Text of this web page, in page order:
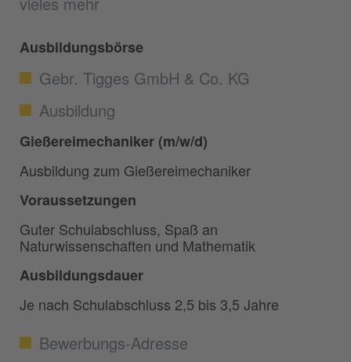
Ausbildungsbörse
Gebr. Tigges GmbH & Co. KG
Ausbildung
Gießereimechaniker (m/w/d)
Ausbildung zum Gießereimechaniker
Voraussetzungen
Guter Schulabschluss, Spaß an
Naturwissenschaften und Mathematik
Ausbildungsdauer
Je nach Schulabschluss 2,5 bis 3,5 Jahre
Bewerbungs-Adresse